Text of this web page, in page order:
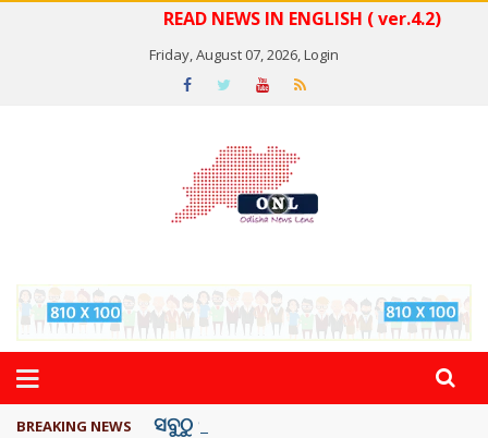
READ NEWS IN ENGLISH ( ver.4.2)
Friday, August 07, 2026,Login
BREAKING NEWS ସବୁଠୁ ମହଙ୍ଗା ସେଲିବ୍ରିଟି ଶାହରୁଖ ଖାନ୍